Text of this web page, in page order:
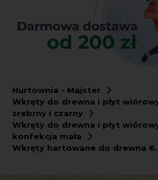
Hurtownia - Majster
Wkręty do drewna i płyt
srebrny i czarny
Wkręty do drewna i płyt
konfekcja mała
Wkręty hartowane do drewna